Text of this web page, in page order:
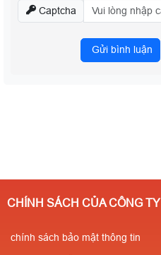
Captcha
Gửi bình luận
CHÍNH SÁCH CỦA CÔNG TY
chính sách bảo mật thông tin